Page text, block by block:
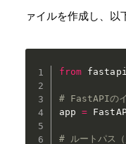
ァイルを作成し、以
from
# FastAPIのイ
app =
# ルートパス